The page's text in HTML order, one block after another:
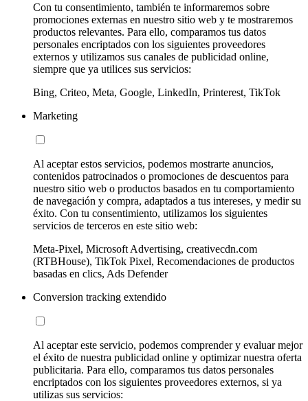
Con tu consentimiento, también te informaremos sobre
promociones externas en nuestro sitio web y te mostraremos
productos relevantes. Para ello, comparamos tus datos
personales encriptados con los siguientes proveedores
externos y utilizamos sus canales de publicidad online,
siempre que ya utilices sus servicios:
Bing, Criteo, Meta, Google, LinkedIn, Printerest, TikTok
Marketing
Al aceptar estos servicios, podemos mostrarte anuncios,
contenidos patrocinados o promociones de descuentos para
nuestro sitio web o productos basados en tu comportamiento
de navegación y compra, adaptados a tus intereses, y medir su
éxito. Con tu consentimiento, utilizamos los siguientes
servicios de terceros en este sitio web:
Meta-Pixel, Microsoft Advertising, creativecdn.com
(RTBHouse), TikTok Pixel, Recomendaciones de productos
basadas en clics, Ads Defender
Conversion tracking extendido
Al aceptar este servicio, podemos comprender y evaluar mejor
el éxito de nuestra publicidad online y optimizar nuestra oferta
publicitaria. Para ello, comparamos tus datos personales
encriptados con los siguientes proveedores externos, si ya
utilizas sus servicios: